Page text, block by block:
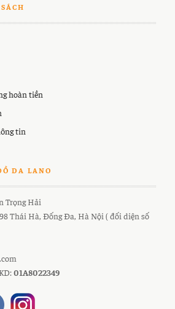
hoàn tiền
tin
DA LANO
Trọng Hải
Thái Hà, Đống Đa, Hà Nội ( đối diện số
01A8022349